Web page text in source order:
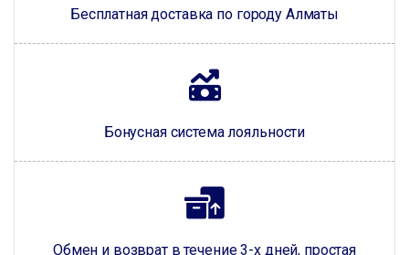
Бесплатная доставка по городу Алматы
Бонусная система лояльности
Обмен и возврат в течение 3-х дней, простая